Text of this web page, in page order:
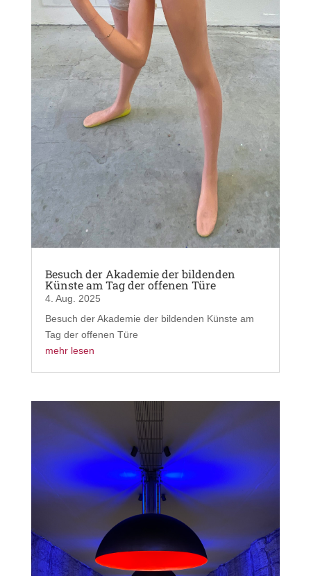
Besuch der Akademie der bildenden
Künste am Tag der offenen Türe
4. Aug. 2025
Besuch der Akademie der bildenden Künste am
Tag der offenen Türe
mehr lesen